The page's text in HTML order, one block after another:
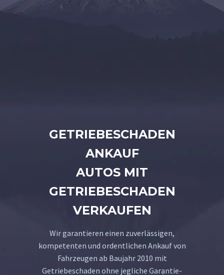
GETRIEBESCHADEN
ANKAUF
AUTOS MIT
GETRIEBESCHADEN
VERKAUFEN
Wir garantieren einen zuverlässigen,
kompetenten und ordentlichen Ankauf von
Fahrzeugen ab Baujahr 2010 mit
Getriebeschaden ohne jegliche Garantie-